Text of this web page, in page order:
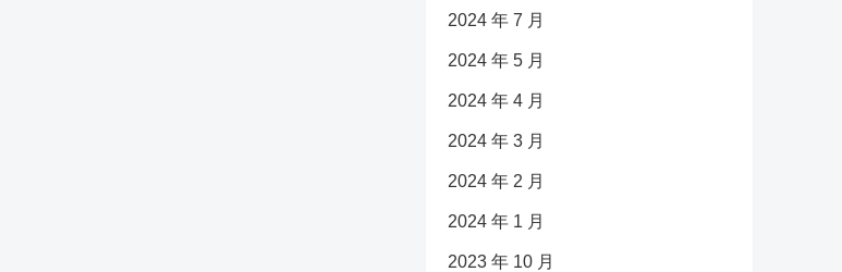
2024 年 7 月
2024 年 5 月
2024 年 4 月
2024 年 3 月
2024 年 2 月
2024 年 1 月
2023 年 10 月